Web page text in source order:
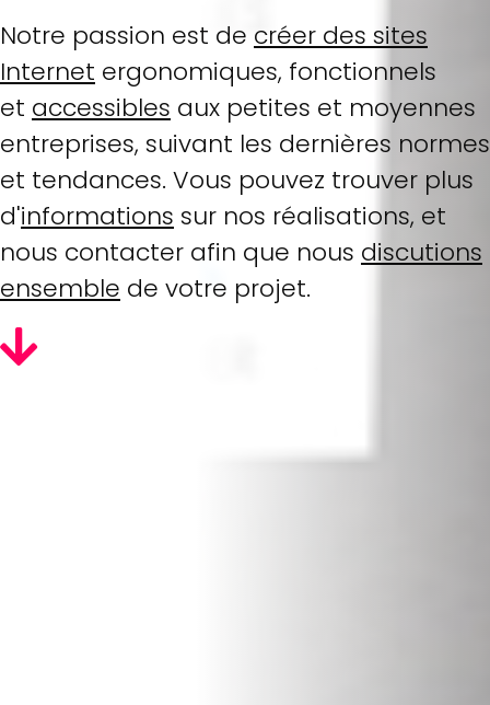
Notre passion est de créer des sites
Internet ergonomiques, fonctionnels
et accessibles aux petites et moyennes
entreprises, suivant les dernières normes
et tendances. Vous pouvez trouver plus
d'informations sur nos réalisations, et
nous contacter afin que nous discutions
ensemble de votre projet.
Voir les références de site web